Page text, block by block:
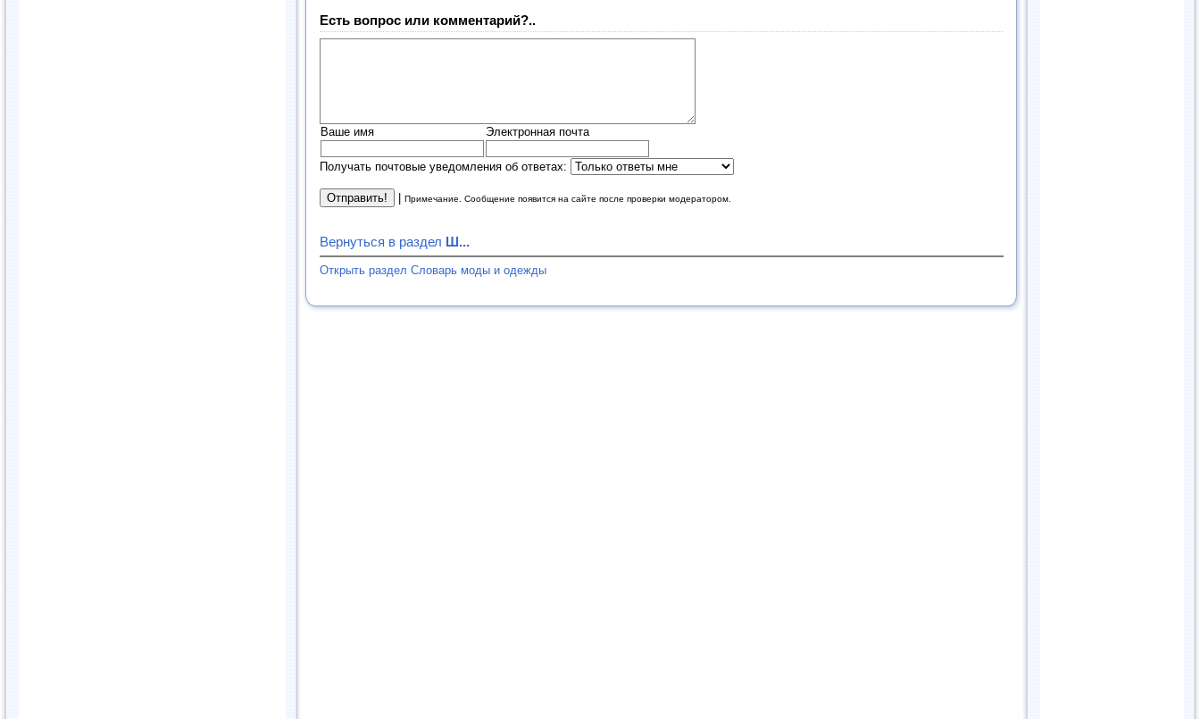
Есть вопрос или комментарий?..
Ваше имя Электронная почта
Получать почтовые уведомления об ответах:
Примечание. Сообщение появится на сайте после проверки модератором.
Вернуться в раздел Ш...
Открыть раздел Словарь моды и одежды